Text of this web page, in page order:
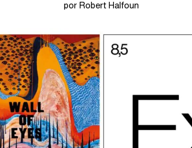
por Robert Halfoun